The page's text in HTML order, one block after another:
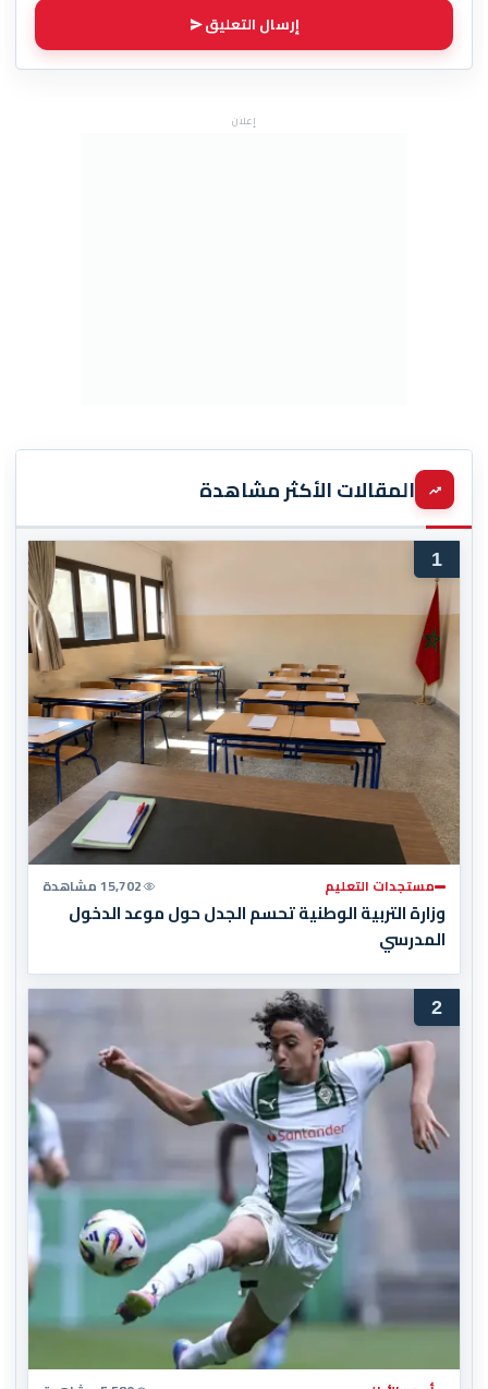
إرسال التعليق
إعلان
المقالات الأكثر مشاهدة
1
مستجدات التعليم 15,702 مشاهدة
وزارة التربية الوطنية تحسم الجدل حول موعد الدخول
المدرسي
2